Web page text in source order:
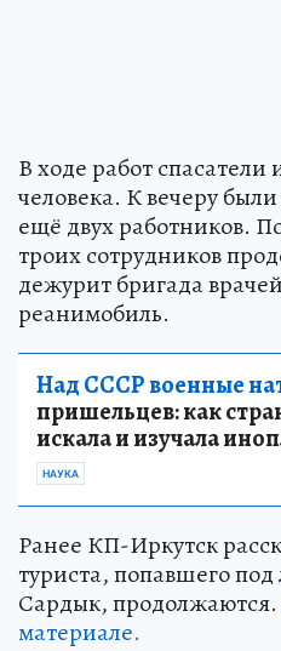
В ходе работ спасатели
человека. К вечеру
ещё двух работников.
троих сотрудников
дежурит бригада
реанимобиль.
Над СССР военные
пришельцев: как
искала и изучала
НАУКА
Ранее КП-Иркутск
туриста, попавшего
Сардык, продолжаются.
материале.